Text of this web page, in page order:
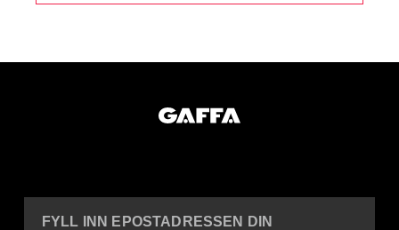
FYLL INN EPOSTADRESSEN DIN